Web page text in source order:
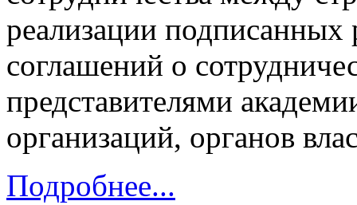
реализации подписанных
соглашений о
представителями
организаций, органов
Подробнее...